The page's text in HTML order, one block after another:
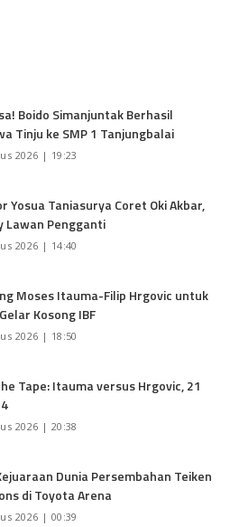
Boido Simanjuntak Berhasil
Tinju ke SMP 1 Tanjungbalai
2026 | 19:23
Yosua Taniasurya Coret Oki Akbar,
Lawan Pengganti
2026 | 14:40
Moses Itauma-Filip Hrgovic untuk
Kosong IBF
2026 | 18:50
Tape: Itauma versus Hrgovic, 21
2026 | 20:38
Dunia Persembahan Teiken
di Toyota Arena
2026 | 00:39